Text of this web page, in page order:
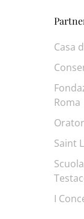
Casa
Roma
Saint
I